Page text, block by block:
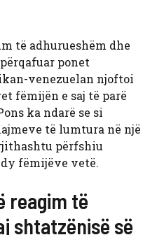
të adhurueshëm dhe
ponet
venezuelan njoftoi
fëmijën e saj të parë
ka ndarë se si
të lumtura në një
përfshiu
fëmijëve vetë.
reagim të
shtatzënisë së